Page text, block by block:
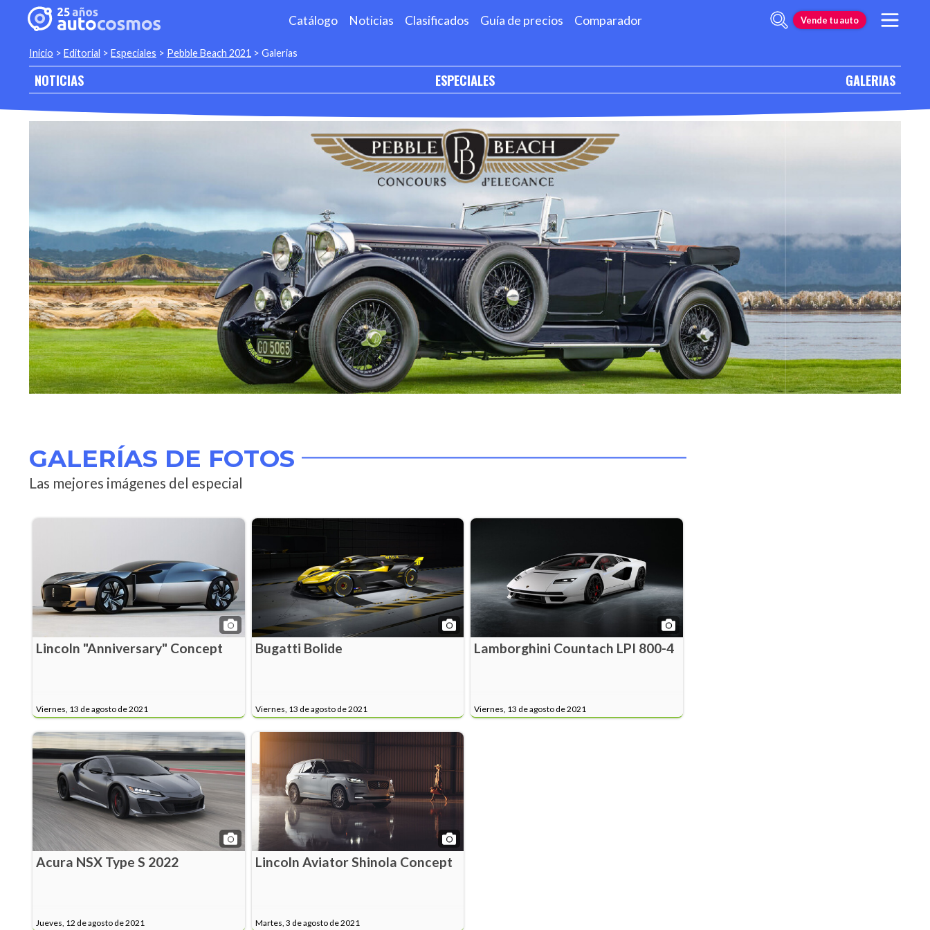
Catálogo Noticias Clasificados Guía de precios Comparador Vende tu auto
Inicio > Editorial > Especiales > Pebble Beach 2021 > Galerias
NOTICIAS ESPECIALES GALERIAS
GALERÍAS DE FOTOS
Las mejores imágenes del especial
Lincoln "Anniversary" Concept
Viernes, 13 de agosto de 2021
Bugatti Bolide
Viernes, 13 de agosto de 2021
Lamborghini Countach LPI 800-4
Viernes, 13 de agosto de 2021
Acura NSX Type S 2022
Jueves, 12 de agosto de 2021
Lincoln Aviator Shinola Concept
Martes, 3 de agosto de 2021